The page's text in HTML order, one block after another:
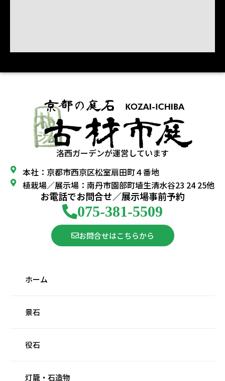
洛西ガーデンが運営しています
本社：京都市西京区松室扇田町４番地
植栽場／展示場：南丹市園部町埴生清水谷23 24 25他
お電話でお問合せ／展示場事前予約
075-381-5509
お問合せはこちらから
ホーム
景石
役石
灯籠・石造物